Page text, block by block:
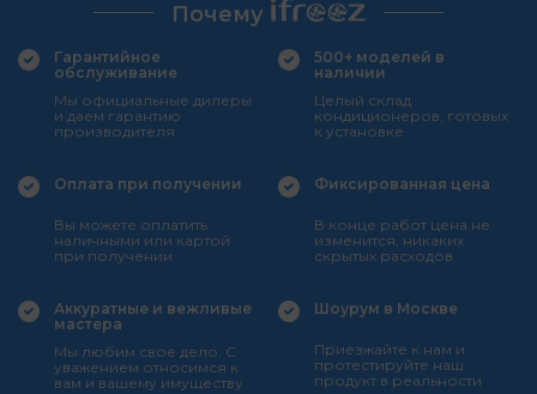
Почему
Гарантийное
обслуживание
Мы официальные дилеры
и даем гарантию
производителя
500+ моделей в
наличии
Целый склад
кондиционеров, готовых
к установке
Оплата при получении
Вы можете оплатить
наличными или картой
при получении
Фиксированная цена
В конце работ цена не
изменится, никаких
скрытых расходов
Аккуратные и вежливые
мастера
Мы любим свое дело. С
уважением относимся к
вам и вашему имуществу
Шоурум в Москве
Приезжайте к нам и
протестируйте наш
продукт в реальности